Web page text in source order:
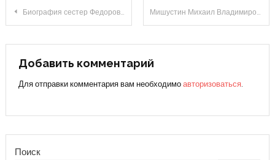
Навигация
по
записям
Биография сестер Федоровых — захватывающая история двух выдающихся художниц и их влияние на мировое искусство Мишустин Михаил Владимирович — биография Википедия — детство, карьера, политика, достижения
Добавить комментарий
Для отправки комментария вам необходимоавторизоваться.
Поиск